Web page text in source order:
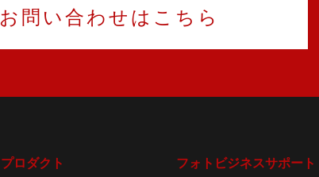
お問い合わせはこちら
プロダクト
フォトビジネスサポート